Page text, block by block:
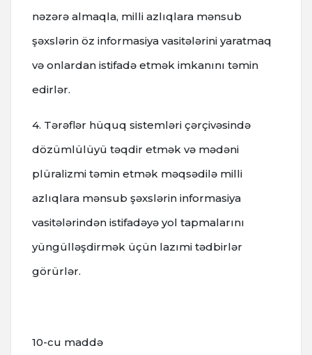
nəzərə almaqla, milli azlıqlara mənsub
şəxslərin öz informasiya vasitələrini yaratmaq
və onlardan istifadə etmək imkanını təmin
edirlər.
4. Tərəflər hüquq sistemləri çərçivəsində
dözümlülüyü təqdir etmək və mədəni
plüralizmi təmin etmək məqsədilə milli
azlıqlara mənsub şəxslərin informasiya
vasitələrindən istifadəyə yol tapmalarını
yüngülləşdirmək üçün lazımi tədbirlər
görürlər.
10-cu maddə